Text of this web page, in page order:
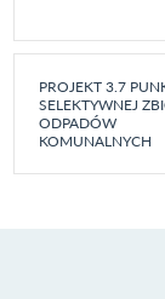
PROJEKT 3.7
SELEKTYWNEJ
ODPADÓW
KOMUNALNYCH